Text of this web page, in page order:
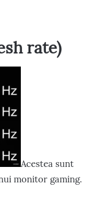
rate)
Acestea sunt
monitor gaming.